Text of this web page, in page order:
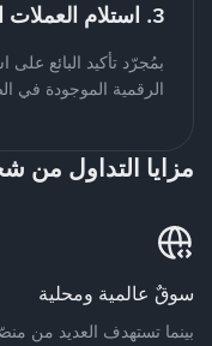
3. استلام العملات الرقمية
بمُجرّد تأكيد البائع على
الرقمية الموجودة في
مزايا التداول
سوقٌ عالمية ومحلية